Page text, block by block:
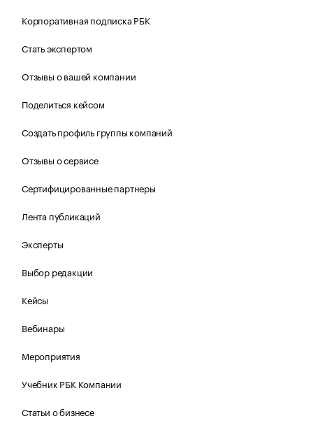
Корпоративная подписка РБК
Стать экспертом
Отзывы о вашей компании
Поделиться кейсом
Создать профиль группы компаний
Отзывы о сервисе
Сертифицированные партнеры
Лента публикаций
Эксперты
Выбор редакции
Кейсы
Вебинары
Мероприятия
Учебник РБК Компании
Статьи о бизнесе